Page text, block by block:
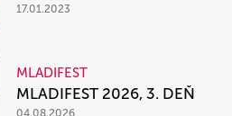
17.01.2023
MLADIFEST
MLADIFEST 2026, 3. DEŇ
04.08.2026